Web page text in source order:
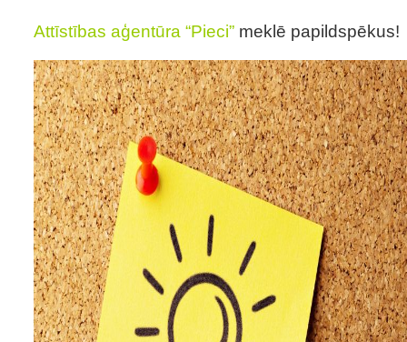
Attīstības aģentūra “Pieci” meklē papildspēkus!